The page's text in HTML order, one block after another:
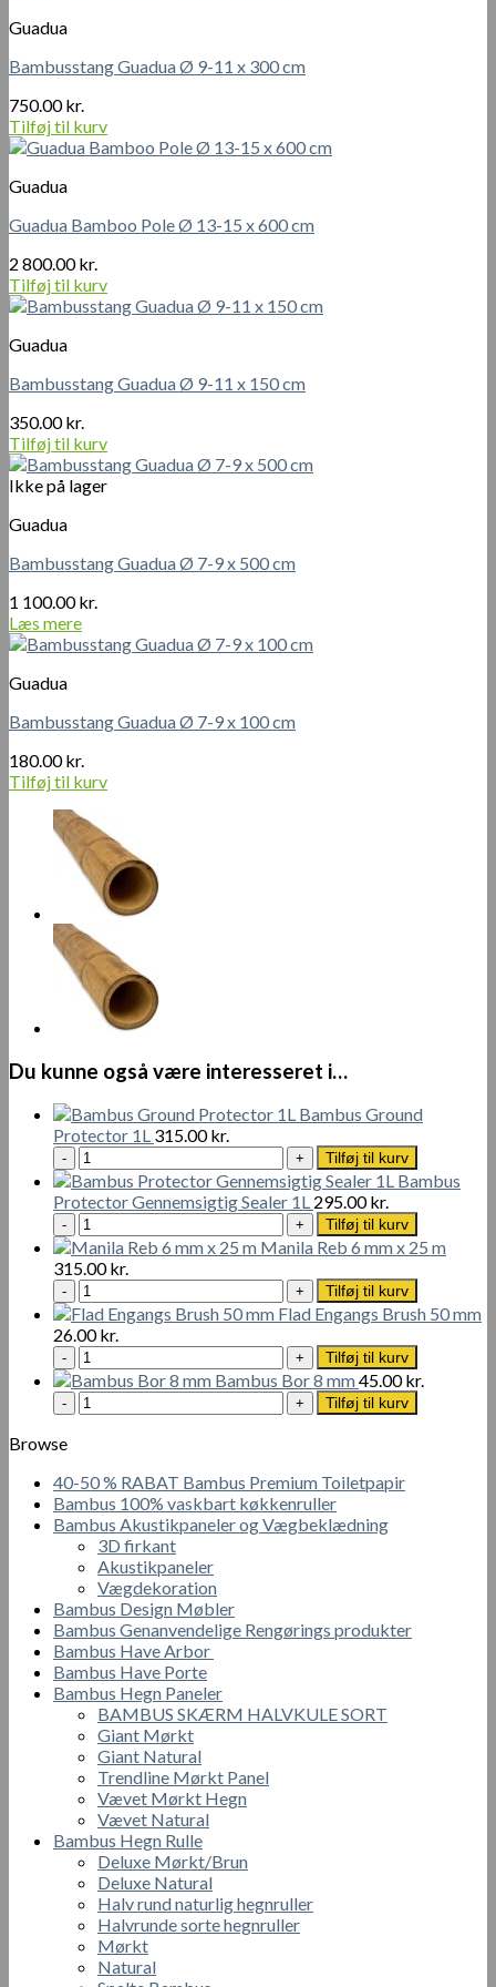
Guadua
Bambusstang Guadua Ø 9-11 x 300 cm
750.00kr.
Tilføj til kurv
Guadua
Guadua Bamboo Pole Ø 13-15 x 600 cm
2 800.00kr.
Tilføj til kurv
Guadua
Bambusstang Guadua Ø 9-11 x 150 cm
350.00kr.
Tilføj til kurv
Ikke på lager
Guadua
Bambusstang Guadua Ø 7-9 x 500 cm
1 100.00kr.
Læs mere
Guadua
Bambusstang Guadua Ø 7-9 x 100 cm
180.00kr.
Tilføj til kurv
Du kunne også være interesseret i…
Bambus Ground
Protector 1L 315.00kr.
Bambus
Ground
Protector
1L
antal
Tilføj til kurv
Bambus
Protector Gennemsigtig Sealer 1L 295.00kr.
Bambus
Protector
Gennemsigtig
Sealer
1L
antal
Tilføj til kurv
Manila Reb 6 mm x 25 m
315.00kr.
Manila
Reb
6
mm
x
25
m
Tilføj til kurv
Flad Engangs Brush 50 mm
26.00kr.
Flad
Engangs
Brush
50
Tilføj til kurv
Bambus Bor 8 mm45.00kr.
Bambus
Bor
antal
Tilføj til kurv
Browse
40-50 % RABAT Bambus Premium Toiletpapir
Bambus 100% vaskbart køkkenruller
Bambus Akustikpaneler og Vægbeklædning
3D firkant
Akustikpaneler
Vægdekoration
Bambus Design Møbler
Bambus Genanvendelige Rengørings produkter
Bambus Have Arbor
Bambus Have Porte
Bambus Hegn Paneler
BAMBUS SKÆRM HALVKULE SORT
Giant Mørkt
Giant Natural
Trendline Mørkt Panel
Vævet Mørkt Hegn
Vævet Natural
Bambus Hegn Rulle
Deluxe Mørkt/Brun
Deluxe Natural
Halv rund naturlig hegnruller
Halvrunde sorte hegnruller
Mørkt
Natural